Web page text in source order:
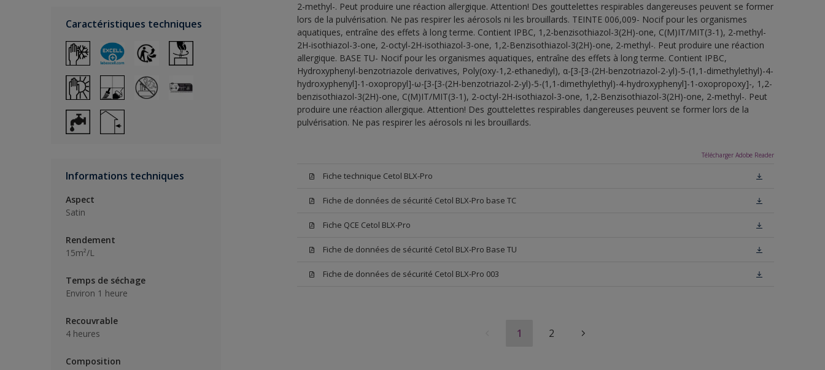
Caractéristiques techniques
Informations techniques
Aspect
Satin
Rendement
15m²/L
Temps de séchage
Environ 1 heure
Recouvrable
4 heures
Composition
2-methyl-. Peut produire une réaction allergique. Attention! Des gouttelettes respirables dangereuses peuvent se former
lors de la pulvérisation. Ne pas respirer les aérosols ni les brouillards. TEINTE 006,009- Nocif pour les organismes
aquatiques, entraîne des effets à long terme. Contient IPBC, 1,2-benzisothiazol-3(2H)-one, C(M)IT/MIT(3-1), 2-methyl-
2H-isothiazol-3-one, 2-octyl-2H-isothiazol-3-one, 1,2-Benzisothiazol-3(2H)-one, 2-methyl-. Peut produire une réaction
allergique. BASE TU- Nocif pour les organismes aquatiques, entraîne des effets à long terme. Contient IPBC,
Hydroxyphenyl-benzotriazole derivatives, Poly(oxy-1,2-ethanediyl), α-[3-[3-(2H-benzotriazol-2-yl)-5-(1,1-dimethylethyl)-4-
hydroxyphenyl]-1-oxopropyl]-ω-[3-[3-(2H-benzotriazol-2-yl)-5-(1,1-dimethylethyl)-4-hydroxyphenyl]-1-oxopropoxy]-, 1,2-
benzisothiazol-3(2H)-one, C(M)IT/MIT(3-1), 2-octyl-2H-isothiazol-3-one, 1,2-Benzisothiazol-3(2H)-one, 2-methyl-. Peut
produire une réaction allergique. Attention! Des gouttelettes respirables dangereuses peuvent se former lors de la
pulvérisation. Ne pas respirer les aérosols ni les brouillards.
Télécharger Adobe Reader
Fiche technique Cetol BLX-Pro
Fiche de données de sécurité Cetol BLX-Pro base TC
Fiche QCE Cetol BLX-Pro
Fiche de données de sécurité Cetol BLX-Pro Base TU
Fiche de données de sécurité Cetol BLX-Pro 003
1 2